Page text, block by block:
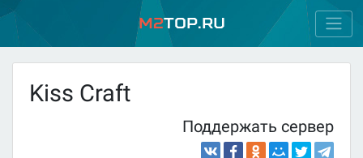
M2Top.ru
Kiss Craft
Поддержать сервер